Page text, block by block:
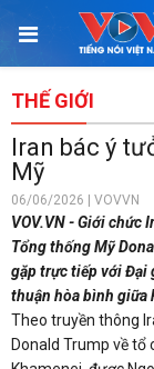
THẾ GIỚI
Iran bác ý
Mỹ
06/06/2026 | VOVVN
VOV.VN - Giới chức
Tổng thống Mỹ
gặp trực tiếp với Đại
thuận hòa bình giữa
Theo truyền thông
Donald Trump về